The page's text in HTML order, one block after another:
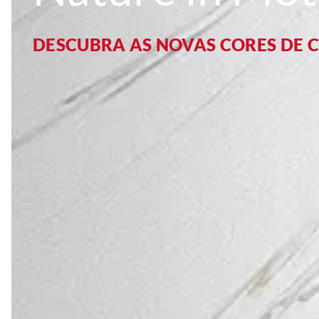
DESCUBRA AS NOVAS CORES DE
DESCUBRA AS NOVAS CORES DE
DESCUBRA AS NOVAS CORES DE